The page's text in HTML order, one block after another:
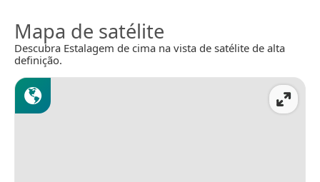
Mapa de satélite
Descubra Estalagem de cima na vista de satélite de alta
definição.